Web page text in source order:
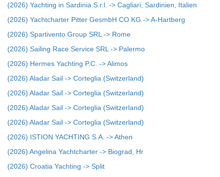
(2026) Yachting in Sardinia S.r.l. -> Cagliari, Sardinien, Italien
(2026) Yachtcharter Pitter GesmbH CO KG -> A-Hartberg
(2026) Spartivento Group SRL -> Rome
(2026) Sailing Race Service SRL -> Palermo
(2026) Hermes Yachting P.C. -> Alimos
(2026) Aladar Sail -> Corteglia (Switzerland)
(2026) Aladar Sail -> Corteglia (Switzerland)
(2026) Aladar Sail -> Corteglia (Switzerland)
(2026) Aladar Sail -> Corteglia (Switzerland)
(2026) ISTION YACHTING S.A. -> Athen
(2026) Angelina Yachtcharter -> Biograd, Hr
(2026) Croatia Yachting -> Split